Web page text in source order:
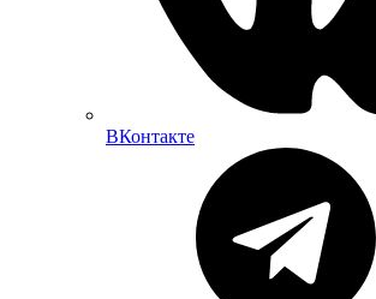
ВКонтакте